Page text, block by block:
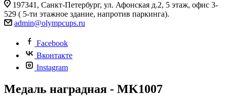
197341, Санкт-Петербург, ул. Афонская д.2, 5 этаж, офис 3-
529 ( 5-ти этажное здание, напротив паркинга).
admin@olympcups.ru
Facebook
Вконтакте
Instagram
Медаль наградная - MK1007